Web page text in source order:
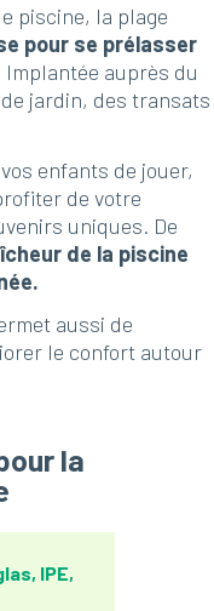
piscine, la plage
pour se prélasser
Implantée auprès du
jardin, des transats
enfants de jouer,
de votre
uniques. De
de la piscine
aussi de
le confort autour
la
IPE,